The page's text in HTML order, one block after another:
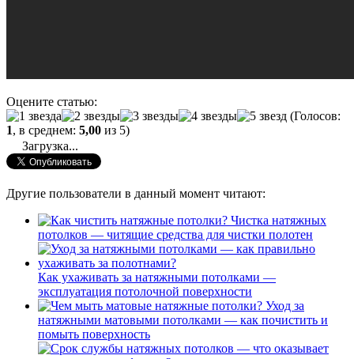
Оцените статью:
(Голосов:
1, в среднем: 5,00 из 5)
Загрузка...
Другие пользователи в данный момент читают:
Чистка натяжных
потолков — читящие средства для чистки полотен
Как ухаживать за натяжными потолками —
эксплуатация потолочной поверхности
Уход за
натяжными матовыми потолками — как почистить и
помыть поверхность